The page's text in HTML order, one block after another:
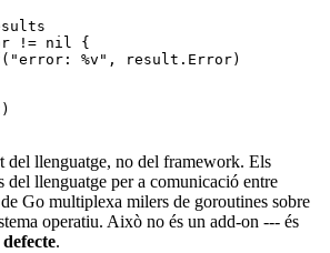
!= nil {
( "error: %v " , result.Error)
del llenguatge, no del framework. Els
del llenguatge per a comunicació entre
Go multiplexa milers de goroutines sobre
operatiu. Això no és un add-on --- és
.